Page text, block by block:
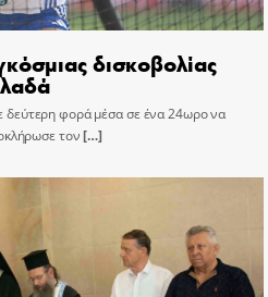
δισκοβολίας
δεύτερη φορά μέσα σε ένα 24ωρο να
τον[…]